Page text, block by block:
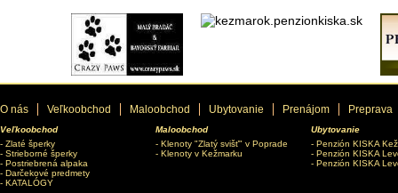
O nás Veľkoobchod Maloobchod Ubytovanie Prenájom Preprava
Veľkoobchod
Zlaté šperky
Strieborné šperky
Postriebrená alpaka
Darčekové predmety
KATALÓGY
Maloobchod
Klenoty "Zlatý svišť" v Poprade
Klenoty v Kežmarku
Ubytovanie
Penzión KISKA
Penzión KISKA
Penzión KISKA